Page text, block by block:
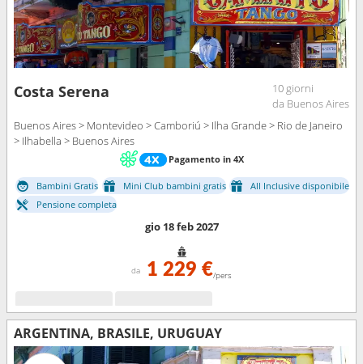
Costa Serena
10 giorni
da Buenos Aires
Buenos Aires > Montevideo > Camboriú > Ilha Grande > Rio de Janeiro
> Ilhabella > Buenos Aires
Pagamento in 4X
Bambini Gratis Mini Club bambini gratis
All Inclusive disponibile
Pensione completa
gio 18 feb 2027
da 1 229 €/pers
ARGENTINA, BRASILE, URUGUAY